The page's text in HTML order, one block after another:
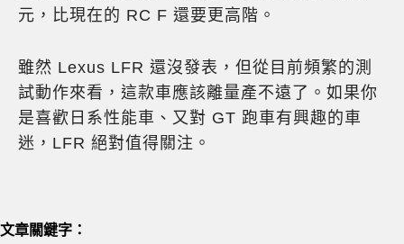
元，比現在的 RC F 還要更高階。
雖然 Lexus LFR 還沒發表，但從目前頻繁的測
試動作來看，這款車應該離量產不遠了。如果你
是喜歡日系性能車、又對 GT 跑車有興趣的車
迷，LFR 絕對值得關注。
文章關鍵字：